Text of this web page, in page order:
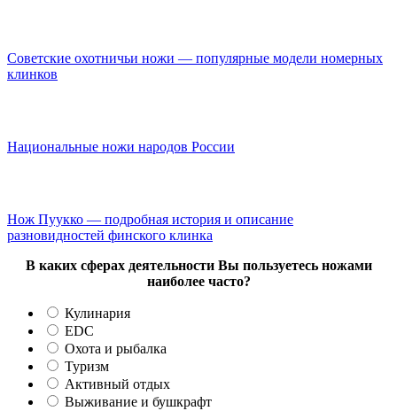
Советские охотничьи ножи — популярные модели номерных
клинков
Национальные ножи народов России
Нож Пуукко — подробная история и описание
разновидностей финского клинка
В каких сферах деятельности Вы пользуетесь ножами
наиболее часто?
Кулинария
EDC
Охота и рыбалка
Туризм
Активный отдых
Выживание и бушкрафт